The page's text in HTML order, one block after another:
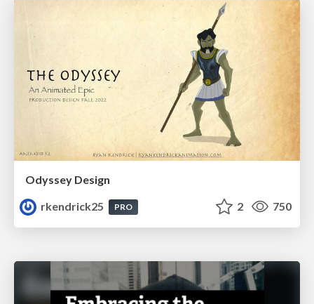
Odyssey Design
rkendrick25
PRO 2 750